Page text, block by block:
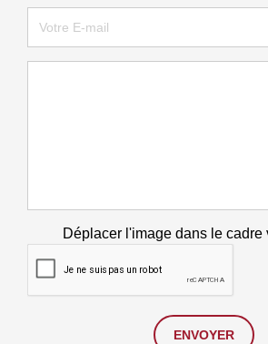
Déplacer l'image dans le cadre
ENVOYER